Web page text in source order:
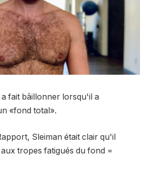
fait bâillonner lorsqu'il a
«fond total».
Sleiman était clair qu'il
tropes fatigués du fond =